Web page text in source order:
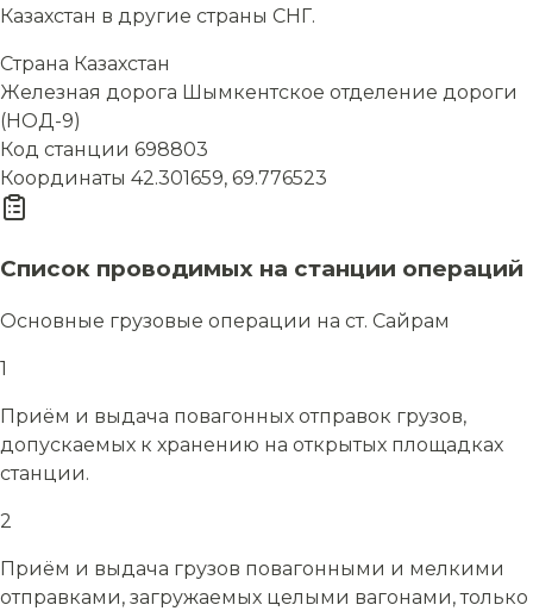
Казахстан в другие страны СНГ.
Страна Казахстан
Железная дорога Шымкентское отделение дороги
(НОД-9)
Код станции 698803
Координаты 42.301659, 69.776523
Список проводимых на станции операций
Основные грузовые операции на ст. Сайрам
1
Приём и выдача повагонных отправок грузов,
допускаемых к хранению на открытых площадках
станции.
2
Приём и выдача грузов повагонными и мелкими
отправками, загружаемых целыми вагонами, только